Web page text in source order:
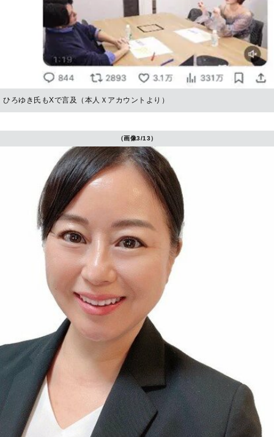
ひろゆき氏もXで言及（本人Ｘアカウントより）
（画像3/13）